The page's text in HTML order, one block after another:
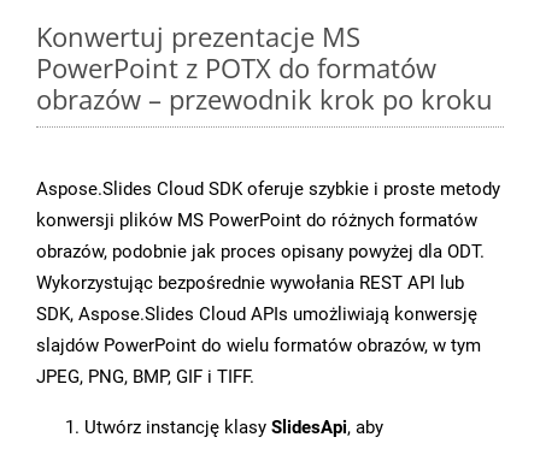
Konwertuj prezentacje MS
PowerPoint z POTX do formatów
obrazów – przewodnik krok po kroku
Aspose.Slides Cloud SDK oferuje szybkie i proste metody
konwersji plików MS PowerPoint do różnych formatów
obrazów, podobnie jak proces opisany powyżej dla ODT.
Wykorzystując bezpośrednie wywołania REST API lub
SDK, Aspose.Slides Cloud APIs umożliwiają konwersję
slajdów PowerPoint do wielu formatów obrazów, w tym
JPEG, PNG, BMP, GIF i TIFF.
Utwórz instancję klasy SlidesApi, aby